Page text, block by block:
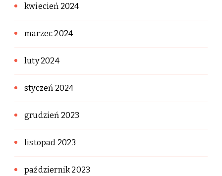
kwiecień 2024
marzec 2024
luty 2024
styczeń 2024
grudzień 2023
listopad 2023
październik 2023